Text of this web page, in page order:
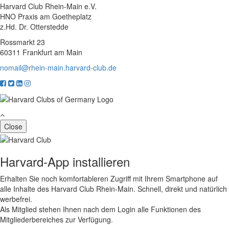
Harvard Club Rhein-Main e.V.
HNO Praxis am Goetheplatz
z.Hd. Dr. Otterstedde
Rossmarkt 23
60311 Frankfurt am Main
nomail@rhein-main.harvard-club.de
Close
Harvard-App installieren
Erhalten Sie noch komfortableren Zugriff mit Ihrem Smartphone auf
alle Inhalte des Harvard Club Rhein-Main. Schnell, direkt und natürlich
werbefrei.
Als Mitglied stehen Ihnen nach dem Login alle Funktionen des
Mitgliederbereiches zur Verfügung.